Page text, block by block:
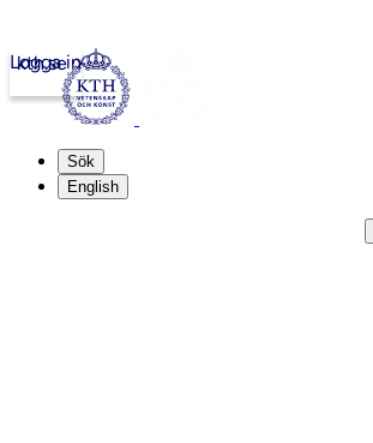
kth.se
Logga in
Sök
English